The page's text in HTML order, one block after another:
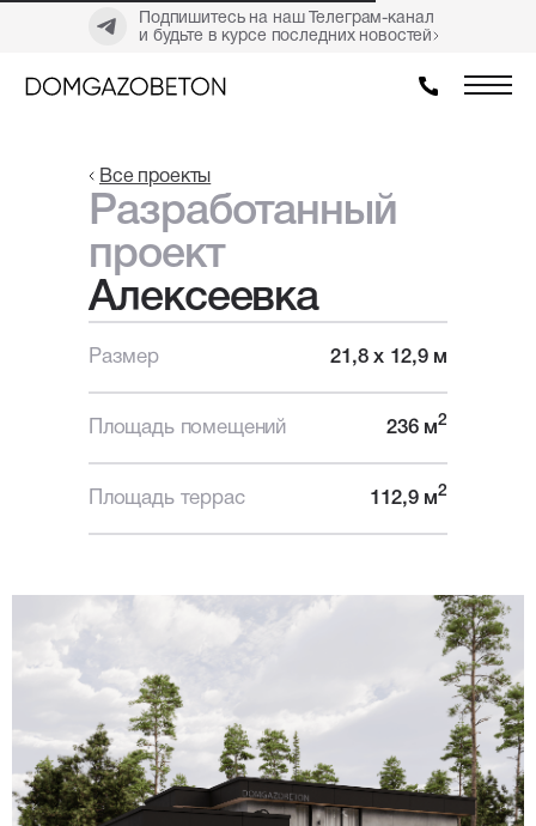
Подпишитесь на наш Телеграм-канал
и будьте в курсе последних новостей
Все проекты
Разработанный
проект
Алексеевка
Размер 21,8 х 12,9 м
Площадь помещений 236 м2
Площадь террас 112,9 м2